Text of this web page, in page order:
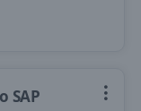
SAP